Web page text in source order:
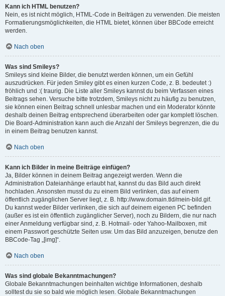
Kann ich HTML benutzen?
Nein, es ist nicht möglich, HTML-Code in Beiträgen zu verwenden. Die meisten
Formatierungsmöglichkeiten, die HTML bietet, können über BBCode erreicht
werden.
Nach oben
Was sind Smileys?
Smileys sind kleine Bilder, die benutzt werden können, um ein Gefühl
auszudrücken. Für jeden Smiley gibt es einen kurzen Code, z. B. bedeutet :)
fröhlich und :( traurig. Die Liste aller Smileys kannst du beim Verfassen eines
Beitrags sehen. Versuche bitte trotzdem, Smileys nicht zu häufig zu benutzen,
sie können einen Beitrag schnell unlesbar machen und ein Moderator könnte
deshalb deinen Beitrag entsprechend überarbeiten oder gar komplett löschen.
Die Board-Administration kann auch die Anzahl der Smileys begrenzen, die du
in einem Beitrag benutzen kannst.
Nach oben
Kann ich Bilder in meine Beiträge einfügen?
Ja, Bilder können in deinem Beitrag angezeigt werden. Wenn die
Administration Dateianhänge erlaubt hat, kannst du das Bild auch direkt
hochladen. Ansonsten musst du zu einem Bild verlinken, das auf einem
öffentlich zugänglichen Server liegt, z. B. http://www.domain.tld/mein-bild.gif.
Du kannst weder Bilder verlinken, die sich auf deinem eigenen PC befinden
(außer es ist ein öffentlich zugänglicher Server), noch zu Bildern, die nur nach
einer Anmeldung verfügbar sind, z. B. Hotmail- oder Yahoo-Mailboxen, mit
einem Passwort geschützte Seiten usw. Um das Bild anzuzeigen, benutze den
BBCode-Tag „[img]“.
Nach oben
Was sind globale Bekanntmachungen?
Globale Bekanntmachungen beinhalten wichtige Informationen, deshalb
solltest du sie so bald wie möglich lesen. Globale Bekanntmachungen